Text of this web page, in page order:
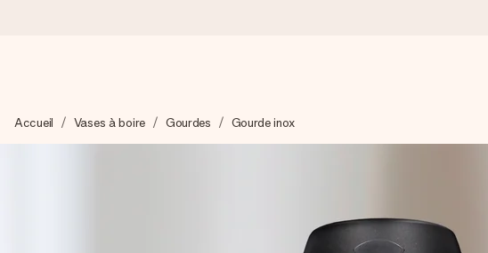
Nous préparons votre cadeau avec attention et l’envoyons en un éclair –
Nos cadeaux sont appréciés. Les clients nous attribuent une note de 4,9
Accueil Vases à boire Gourdes Gourde inox